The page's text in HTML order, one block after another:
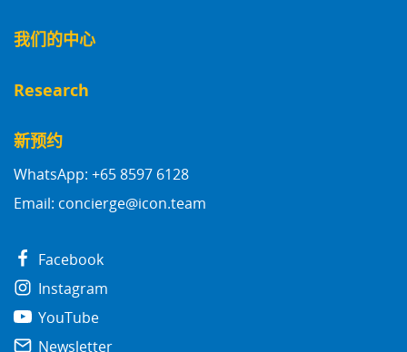
我们的中心
Research
新预约
WhatsApp: +65 8597 6128
Email: concierge@icon.team
Facebook
Instagram
YouTube
Newsletter